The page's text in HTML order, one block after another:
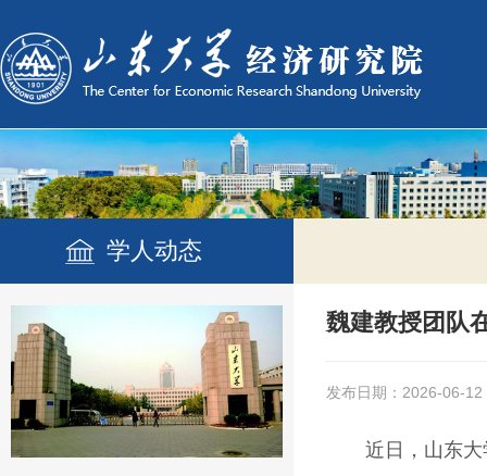
学人动态
魏建教授团队
发布日期：2026-06-12
近日，山东